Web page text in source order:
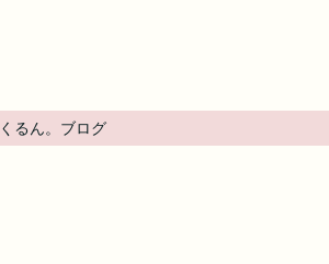
くるん。ブログ